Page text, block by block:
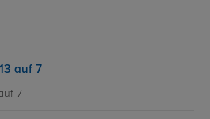
auf 7
7